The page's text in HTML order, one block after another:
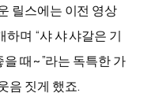
릴스에는 이전 영상
며 “샤 샤 샤갈은 기
을 때~”라는 독특한 가
음 짓게 했죠.